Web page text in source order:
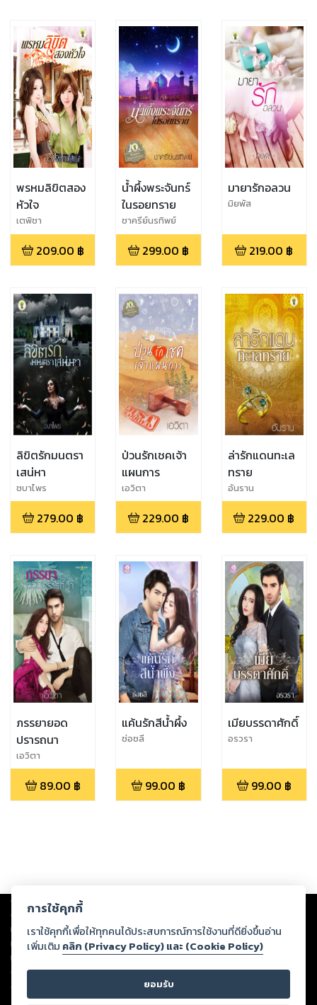
พรหมลิขิตสอง
หัวใจ
เตพิชา
209.00 ฿
น้ำผึ้งพระจันทร์
ในรอยทราย
ชาครีย์นรทิพย์
299.00 ฿
มายารักอลวน
มิยพัส
219.00 ฿
ลิขิตรักมนตรา
เสน่หา
ชบาไพร
279.00 ฿
ป่วนรักเชคเจ้า
แผนการ
เอวิตา
229.00 ฿
ล่ารักแดนทะเล
ทราย
อันราน
229.00 ฿
ภรรยายอด
ปรารถนา
เอวิตา
89.00 ฿
แค้นรักสีน้ำผึ้ง
ช่อชลี
99.00 ฿
เมียบรรดาศักดิ์
อรวรา
99.00 ฿
Copyright © 2026
ต่อผลงานหรือเนื้อหาใดที่อัปโหลดผ่านเว็บไซต์และปรากฏว่าละเมิดสิทธิใน
ทรัพย์สินทางปัญญาของบุคคลอื่นหรือขัดต่อกฎหมายและศีลธรรม ดังนั้น ผู้อ่าน
ทุกท่านโปรดใช้วิจารณญาณในการกลั่นกรองด้วยตนเอง และหากท่านพบว่าส่วน
หนึ่งส่วนใดขัดต่อกฎหมายและศีลธรรม กรุณาแจ้งมายังบริษัท เพื่อทีมงานจะได้
ดำเนินการในทันที ทั้งนี้ ทางสตอรี่ล็อกขอสงวนลิขสิทธิ์ตามพระราชบัญญัติ
ลิขสิทธิ์ พ.ศ. 2537 (ฉบับล่าสุด)
การใช้คุกกี้
เราใช้คุกกี้เพื่อให้ทุกคนได้ประสบการณ์การใช้งานที่ดียิ่งขึ้นอ่าน
เพิ่มเติม คลิก (Privacy Policy) และ (Cookie Policy)
ยอมรับ